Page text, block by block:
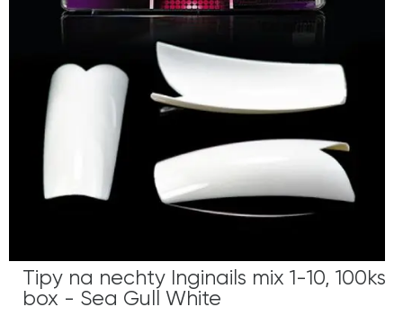
Tipy na nechty Inginails mix 1-10, 100ks
box - Sea Gull White